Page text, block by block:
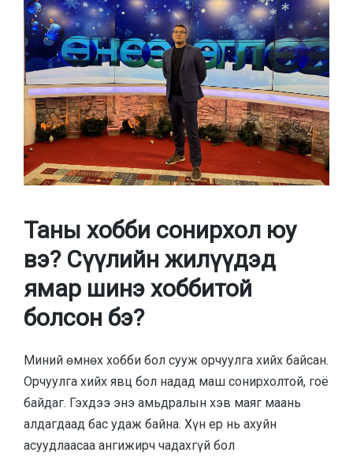
Таны хобби сонирхол юу
вэ? Сүүлийн жилүүдэд
ямар шинэ хоббитой
болсон бэ?
Миний өмнөх хобби бол сууж орчуулга хийх байсан.
Орчуулга хийх явц бол надад маш сонирхолтой, гоё
байдаг. Гэхдээ энэ амьдралын хэв маяг маань
алдагдаад бас удаж байна. Хүн ер нь ахуйн
асуудлаасаа ангижирч чадахгүй бол